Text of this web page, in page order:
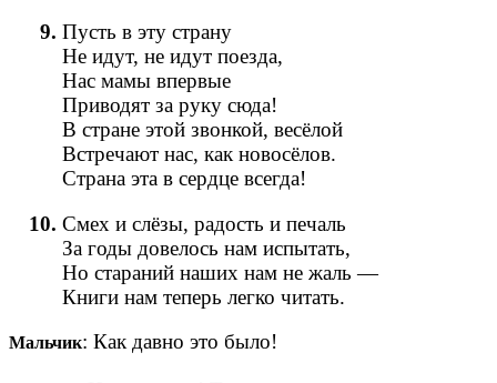
Пусть в эту страну
Не идут, не идут поезда,
Нас мамы впервые
Приводят за руку сюда!
В стране этой звонкой, весёлой
Встречают нас, как новосёлов.
Страна эта в сердце всегда!
Смех и слёзы, радость и печаль
За годы довелось нам испытать,
Но стараний наших нам не жаль —
Книги нам теперь легко читать.
Мальчик: Как давно это было!